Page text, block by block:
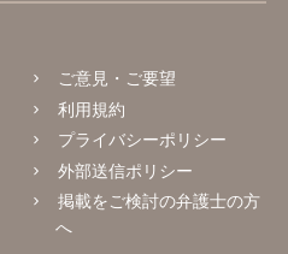
ご意見・ご要望
利用規約
プライバシーポリシー
外部送信ポリシー
掲載をご検討の弁護士の方
へ